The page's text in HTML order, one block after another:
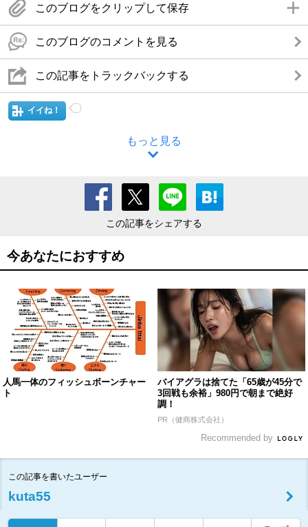
このブログをクリップして保存
このブログのコメントを見る
この記事をトラックバックする
イイね！
もっと見る
この記事をシェアする
今あなたにおすすめ
人馬一体のフィッシュボーンチャー
ト
バイアグラは捨てた「65歳が45分で
3回戦も余裕」980円で朝まで絶好
調！
PR（健商株式会社）
Recommended by
この記事を書いたユーザー
kuta55